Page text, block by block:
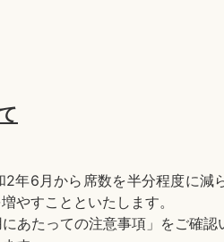
年6月から席数を半分程度に減
やすことといたします。
あたっての注意事項」をご確